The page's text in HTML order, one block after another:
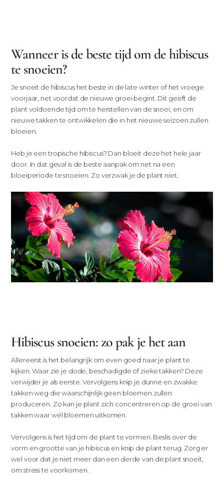
Wanneer is de beste tijd om de hibiscus
te snoeien?
Je snoeit de hibiscus het beste in de late winter of het vroege
voorjaar, net voordat de nieuwe groei begint. Dit geeft de
plant voldoende tijd om te herstellen van de snoei, en om
nieuwe takken te ontwikkelen die in het nieuwe seizoen zullen
bloeien.
Heb je een tropische hibiscus? Dan bloeit deze het hele jaar
door. In dat geval is de beste aanpak om net na een
bloeiperiode te snoeien. Zo verzwak je de plant niet.
Hibiscus snoeien: zo pak je het aan
Allereerst is het belangrijk om even goed naar je plant te
kijken. Waar zie je dode, beschadigde of zieke takken? Deze
verwijder je als eerste. Vervolgens knip je dunne en zwakke
takken weg die waarschijnlijk geen bloemen zullen
produceren. Zo kan je plant zich concentreren op de groei van
takken waar wél bloemen uitkomen.
Vervolgens is het tijd om de plant te vormen. Beslis over de
vorm en grootte van je hibiscus en knip de plant terug. Zorg er
wel voor dat je niet meer dan een derde van de plant snoeit,
om stress te voorkomen.